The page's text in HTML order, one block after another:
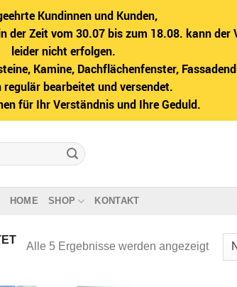
Kundinnen und Kunden,
der Zeit vom 30.07 bis zum 18.08. kann
leider nicht erfolgen.
Kamine, Dachflächenfenster,
bearbeitet und versendet.
für Ihr Verständnis und Ihre Geduld.
HOME SHOP KONTAKT
Alle 5 Ergebnisse werden angezeigtNach